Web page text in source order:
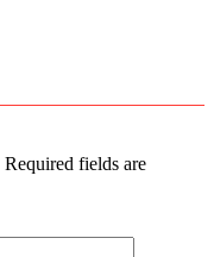
Required fields are